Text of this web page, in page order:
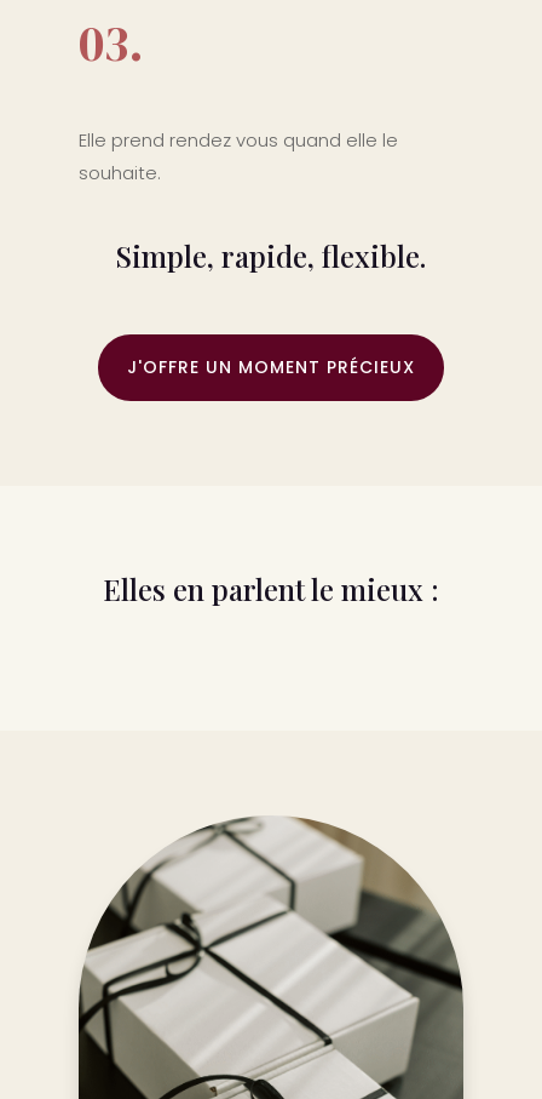
03.
Elle prend rendez vous quand elle le
souhaite.
Simple, rapide, flexible.
J'OFFRE UN MOMENT PRÉCIEUX
Elles en parlent le mieux :